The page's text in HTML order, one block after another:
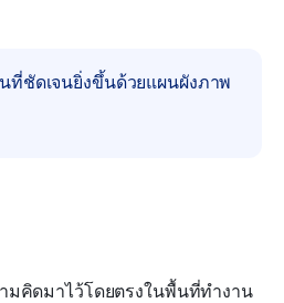
ที่ชัดเจนยิ่งขึ้นด้วยแผนผังภาพ
มคิดมาไว้โดยตรงในพื้นที่ทำงาน